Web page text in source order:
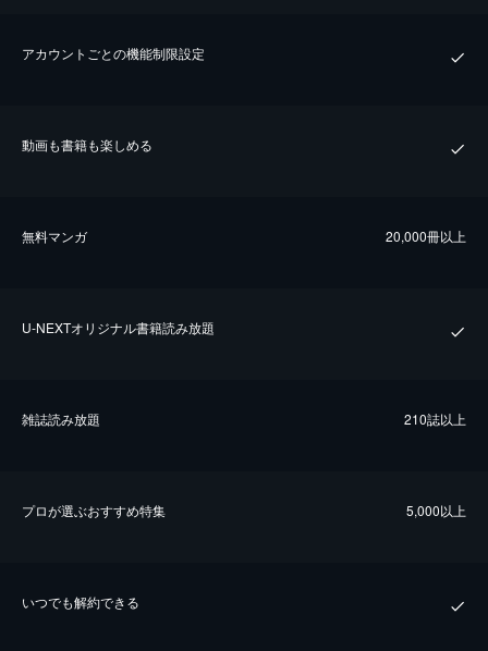
アカウントごとの機能制限設定
動画も書籍も楽しめる
無料マンガ 20,000冊以上
U-NEXTオリジナル書籍読み放題
雑誌読み放題 210誌以上
プロが選ぶおすすめ特集 5,000以上
いつでも解約できる